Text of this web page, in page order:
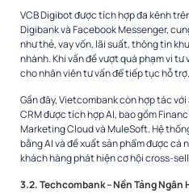
VCB Digibot được tích hợp đa kênh
Digibank và Facebook Messenger,
như thẻ, vay vốn, lãi suất, thông tin
nhánh. Khi vấn đề vượt quá phạm vi
cho nhân viên tư vấn để tiếp tục hỗ trợ.
Gần đây, Vietcombank còn hợp tác
CRM được tích hợp AI, bao gồm
Marketing Cloud và MuleSoft. Hệ
bằng AI và đề xuất sản phẩm được cá
khách hàng phát hiện cơ hội cross-
3.2. Techcombank – Nền Tảng Ngân